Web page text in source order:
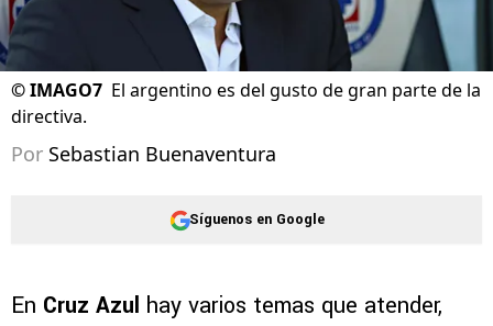
©IMAGO7 El argentino es del gusto de gran parte de la
directiva.
Por Sebastian Buenaventura
Síguenos en Google
En Cruz Azul hay varios temas que atender,